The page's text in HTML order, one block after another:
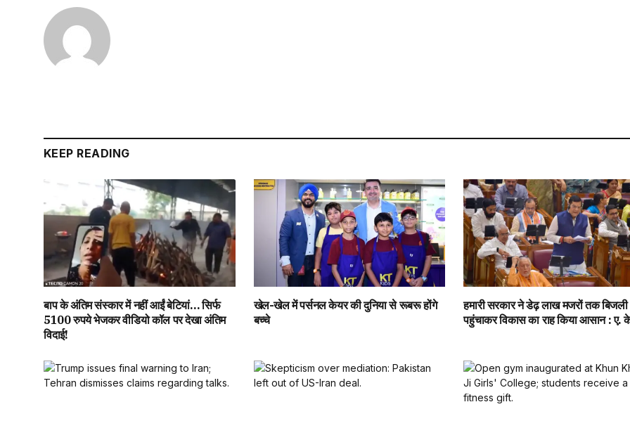
KEEP READING
बाप के अंतिम संस्कार में नहीं आईं बेटियां… सिर्फ
5100 रुपये भेजकर वीडियो कॉल पर देखा अंतिम
विदाई!
खेल-खेल में पर्सनल केयर की दुनिया से रूबरू होंगे
बच्चे
हमारी सरकार ने डेढ़ लाख मजरों तक बिजली
पहुंचाकर विकास का राह किया आसान : ए.